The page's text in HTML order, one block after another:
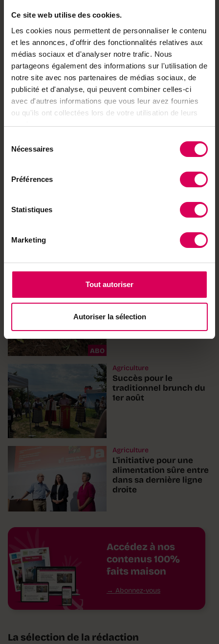
Ce site web utilise des cookies.
Les cookies nous permettent de personnaliser le contenu
et les annonces, d'offrir des fonctionnalités relatives aux
médias sociaux et d'analyser notre trafic. Nous
partageons également des informations sur l'utilisation de
notre site avec nos partenaires de médias sociaux, de
publicité et d'analyse, qui peuvent combiner celles-ci
avec d'autres informations que vous leur avez fournies
ou qu'ils ont collectées lors de votre utilisation de leurs
services.
Nécessaires
Préférences
Statistiques
Marketing
Tout autoriser
Autoriser la sélection
www.veveysengage.ch/projet
Envie de partager ?
Achetez local sur
l'irrigation se généralise
et l'inquiétude aussi
ABO
Canicule: quand les
vers de terre meurent,
Agriculture
Succès pour le
traditionnel brunch du
1er août
Agriculture
L'initiative pour une
alimentation sûre entre
dans sa dernière ligne
droite
Accédez à nos
contenus 100%
faits maison
Abonnez-vous
La sélection de la rédaction